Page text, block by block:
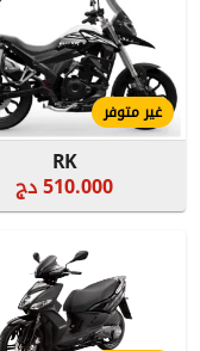
غير متوفر
RK
510.000 دج